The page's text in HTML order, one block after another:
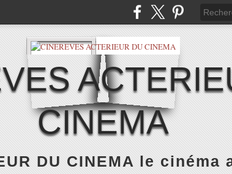
CINEMA
DU CINEMA le